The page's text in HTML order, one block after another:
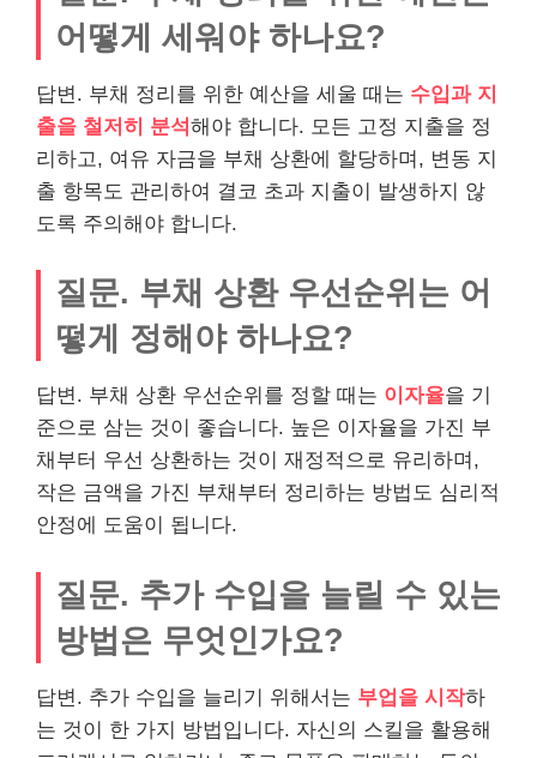
어떻게 세워야 하나요?
답변. 부채 정리를 위한 예산을 세울 때는 수입과 지
출을 철저히 분석해야 합니다. 모든 고정 지출을 정
리하고, 여유 자금을 부채 상환에 할당하며, 변동 지
출 항목도 관리하여 결코 초과 지출이 발생하지 않
도록 주의해야 합니다.
질문. 부채 상환 우선순위는 어
떻게 정해야 하나요?
답변. 부채 상환 우선순위를 정할 때는 이자율을 기
준으로 삼는 것이 좋습니다. 높은 이자율을 가진 부
채부터 우선 상환하는 것이 재정적으로 유리하며,
작은 금액을 가진 부채부터 정리하는 방법도 심리적
안정에 도움이 됩니다.
질문. 추가 수입을 늘릴 수 있는
방법은 무엇인가요?
답변. 추가 수입을 늘리기 위해서는 부업을 시작하
는 것이 한 가지 방법입니다. 자신의 스킬을 활용해